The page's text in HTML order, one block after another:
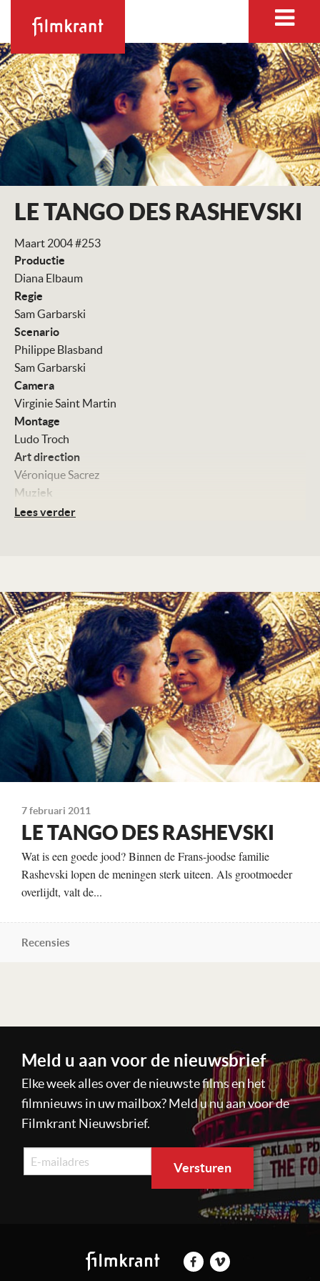
LE TANGO DES RASHEVSKI
Maart 2004 #253
Productie
Diana Elbaum
Regie
Sam Garbarski
Scenario
Philippe Blasband
Sam Garbarski
Camera
Virginie Saint Martin
Montage
Ludo Troch
Art direction
Véronique Sacrez
Muziek
Michel Galasso
Hippolyte Girardot
Tania Garbarski
Kleur, 90 minuten
Distributie
Cinemien
Te zien
vanaf 18 maart
Lees verder
7 februari 2011
LE TANGO DES RASHEVSKI
Wat is een goede jood? Binnen de Frans-joodse familie
Rashevski lopen de meningen sterk uiteen. Als grootmoeder
overlijdt, valt de...
Recensies
Meld u aan voor de nieuwsbrief
Elke week alles over de nieuwste films en het
filmnieuws in uw mailbox? Meld u nu aan voor de
Filmkrant Nieuwsbrief.